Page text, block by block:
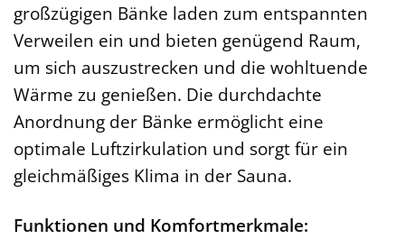
großzügigen Bänke laden zum entspannten
Verweilen ein und bieten genügend Raum,
um sich auszustrecken und die wohltuende
Wärme zu genießen. Die durchdachte
Anordnung der Bänke ermöglicht eine
optimale Luftzirkulation und sorgt für ein
gleichmäßiges Klima in der Sauna.
Funktionen und Komfortmerkmale: